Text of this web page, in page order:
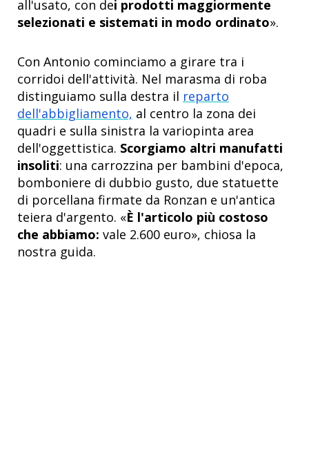
all'usato, con dei prodotti maggiormente
selezionati e sistemati in modo ordinato».
Con Antonio cominciamo a girare tra i
corridoi dell'attività. Nel marasma di roba
distinguiamo sulla destra il reparto
dell'abbigliamento, al centro la zona dei
quadri e sulla sinistra la variopinta area
dell'oggettistica. Scorgiamo altri manufatti
insoliti: una carrozzina per bambini d'epoca,
bomboniere di dubbio gusto, due statuette
di porcellana firmate da Ronzan e un'antica
teiera d'argento. «È l'articolo più costoso
che abbiamo: vale 2.600 euro», chiosa la
nostra guida.